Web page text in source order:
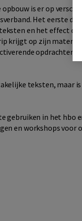
is er op
Het eerste
en het effect
krijgt op zijn
opdrachten
teksten, maar
gebruiken in het hbo
en workshops voor